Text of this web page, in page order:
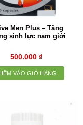
Men Plus – Tăng
sinh lực nam giới
500.000 ₫
VÀO GIỎ HÀNG